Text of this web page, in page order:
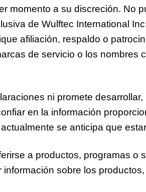
momento a su discreción. No
de Wulftec International
afiliación, respaldo o
de servicio o los
ni promete
en la información
se anticipa que
a productos, programas
sobre los